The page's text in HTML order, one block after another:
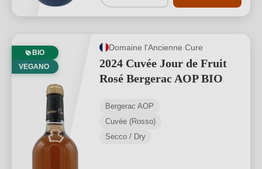
BIO
VEGANO
Domaine l'Ancienne Cure
2024 Cuvée Jour de Fruit
Rosé Bergerac AOP BIO
Bergerac AOP
Cuvée (Rosso)
Secco / Dry